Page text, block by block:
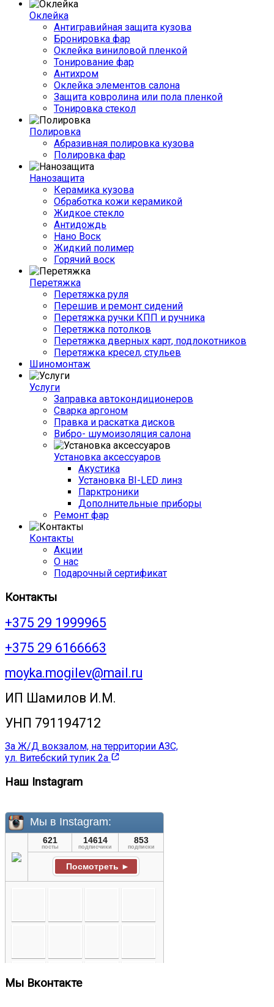
Оклейка
Антигравийная защита кузова
Бронировка фар
Оклейка виниловой пленкой
Тонирование фар
Антихром
Оклейка элементов салона
Защита ковролина или пола пленкой
Тонировка стекол
Полировка
Абразивная полировка кузова
Полировка фар
Нанозащита
Керамика кузова
Обработка кожи керамикой
Жидкое стекло
Антидождь
Нано Воск
Жидкий полимер
Горячий воск
Перетяжка
Перетяжка руля
Перешив и ремонт сидений
Перетяжка ручки КПП и ручника
Перетяжка потолков
Перетяжка дверных карт, подлокотников
Перетяжка кресел, стульев
Шиномонтаж
Услуги
Заправка автокондиционеров
Сварка аргоном
Правка и раскатка дисков
Вибро- шумоизоляция салона
Установка аксессуаров
Акустика
Установка BI-LED линз
Парктроники
Дополнительные приборы
Ремонт фар
Контакты
Акции
О нас
Подарочный сертификат
Контакты
+375 29 1999965
+375 29 6166663
moyka.mogilev@mail.ru
ИП Шамилов И.М.
УНП 791194712
За Ж/Д вокзалом, на территории АЗС,
ул. Витебский тупик 2а
Наш Instagram
Мы Вконтакте